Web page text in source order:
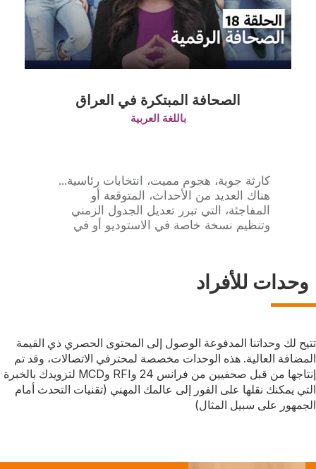
Titleالصحافة المبتكرة في العراق
باللغة العربية
Description
كارثة جوية، هجوم مميت، انتخابات رئاسية...
هناك العديد من الأحداث، المتوقعة أو
المفاجئة، التي تبرر تعديل الجدول الزمني
وتنظيم نسخة خاصة في الاستوديو أو في
Title
وحدات للأفراد
Description
تتيح لك وحداتنا المدفوعة الوصول إلى المحتوى الحصري ذي القيمة
المضافة العالية. هذه الوحدات مخصصة لمحترفي الاتصالات، وقد تم
إنتاجها من قبل صحفيين من فرانس 24 وRFI وMCD لتزويدك بالخبرة
التي يمكنك نقلها على الفور إلى عالمك المهني (تقنيات التحدث أمام
الجمهور على سبيل المثال)